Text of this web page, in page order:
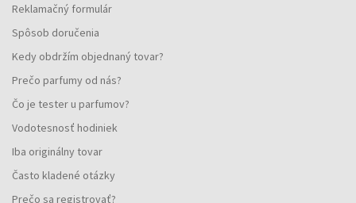
Reklamačný formulár
Spôsob doručenia
Kedy obdržím objednaný tovar?
Prečo parfumy od nás?
Čo je tester u parfumov?
Vodotesnosť hodiniek
Iba originálny tovar
Často kladené otázky
Prečo sa registrovať?